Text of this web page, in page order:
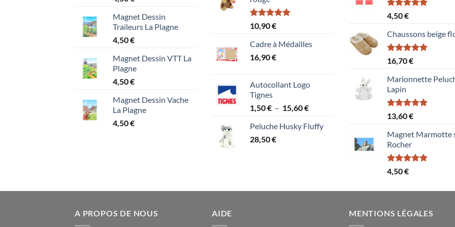
Magnet Dessin
Traileurs La Plagne
4,50€
Magnet Dessin VTT La
Plagne
4,50€
Magnet Dessin Vache
La Plagne
4,50€
Note5.00
sur 5
10,90€
Cadre à Médailles
16,90€
Autocollant Logo
Tignes
1,50€ – 15,60€Plage
prix :
Peluche Husky Fluffy
28,50€
Note5.00
sur 5
4,50€
Chaussons beige
Note5.00
sur 5
16,70€
Marionnette
Lapin
Note5.00
sur 5
13,60€
Magnet Marmotte
Rocher
Note5.00
sur 5
4,50€
A PROPOS DE NOUS AIDE MENTIONS LÉGALES